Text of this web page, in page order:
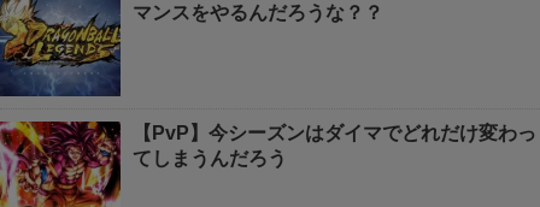
マンスをやるんだろうな？？
【PvP】今シーズンはダイマでどれだけ変わっ
てしまうんだろう